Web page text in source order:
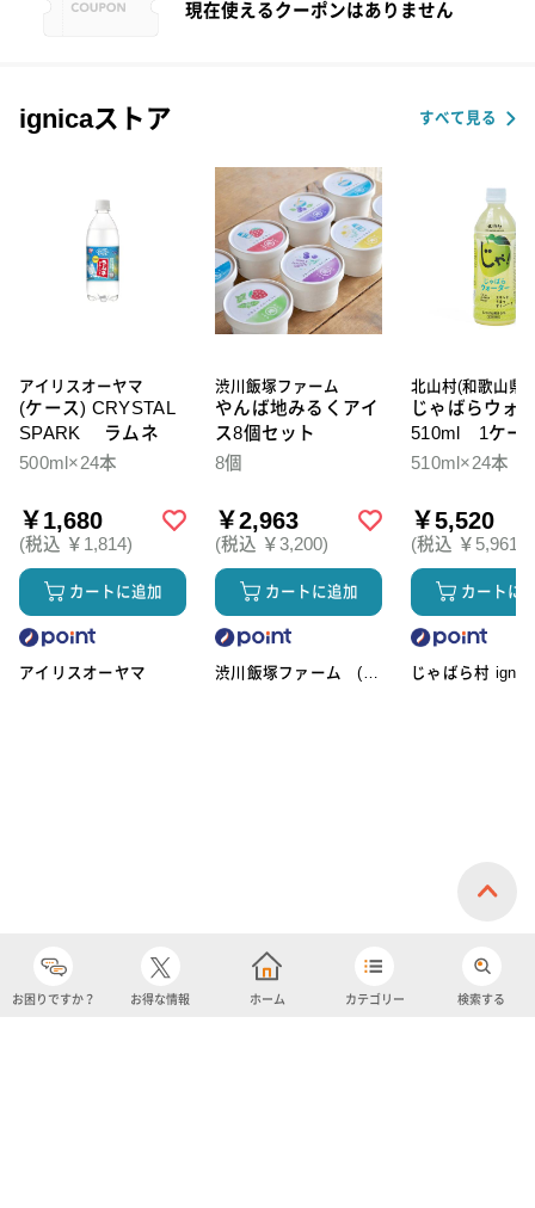
現在使えるクーポンはありません
ignicaストア すべて見る
アイリスオーヤマ
(ケース) CRYSTAL
SPARK ラムネ
500ml×24本
￥1,680
(税込 ￥1,814)
カートに追加
アイリスオーヤマ
渋川飯塚ファーム
やんば地みるくアイ
ス8個セット
8個
￥2,963
(税込 ￥3,200)
カートに追加
渋川飯塚ファーム (ア
北山村(和歌山県)
じゃばらウォ
510ml 1ケー
本入
510ml×24本
￥5,520
(税込 ￥5,961)
カートに
じゃばら村
お困りですか？ お得な情報 ホーム カテゴリー 検索する